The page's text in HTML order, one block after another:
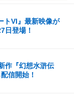
トVI』最新映像が
日登場！
作『幻想水滸伝
信開始！